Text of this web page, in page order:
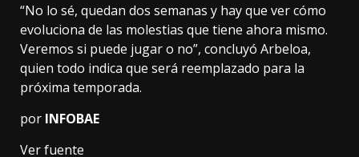
“No lo sé, quedan dos semanas y hay que ver cómo
evoluciona de las molestias que tiene ahora mismo.
Veremos si puede jugar o no”, concluyó Arbeloa,
quien todo indica que será reemplazado para la
próxima temporada.
por INFOBAE
Ver fuente